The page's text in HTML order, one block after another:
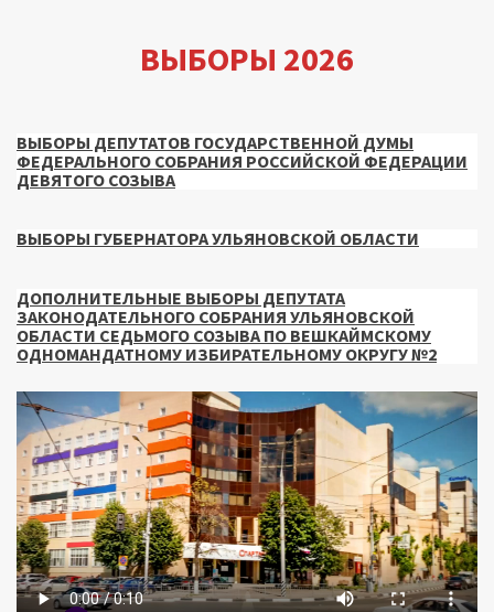
ВЫБОРЫ 2026
ВЫБОРЫ ДЕПУТАТОВ ГОСУДАРСТВЕННОЙ ДУМЫ
ФЕДЕРАЛЬНОГО СОБРАНИЯ РОССИЙСКОЙ ФЕДЕРАЦИИ
ДЕВЯТОГО СОЗЫВА
ВЫБОРЫ ГУБЕРНАТОРА УЛЬЯНОВСКОЙ ОБЛАСТИ
ДОПОЛНИТЕЛЬНЫЕ ВЫБОРЫ ДЕПУТАТА
ЗАКОНОДАТЕЛЬНОГО СОБРАНИЯ УЛЬЯНОВСКОЙ
ОБЛАСТИ СЕДЬМОГО СОЗЫВА ПО ВЕШКАЙМСКОМУ
ОДНОМАНДАТНОМУ ИЗБИРАТЕЛЬНОМУ ОКРУГУ №2